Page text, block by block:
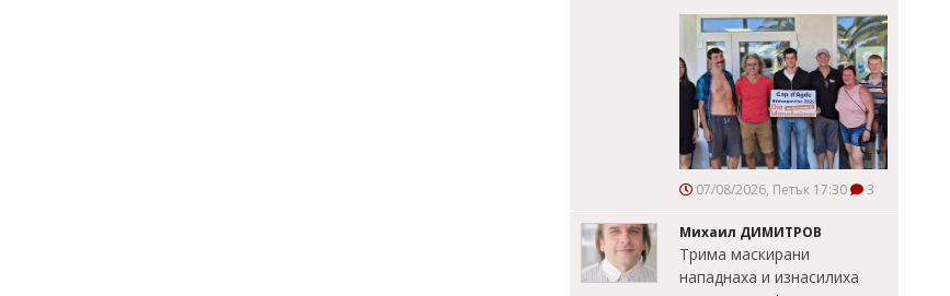
07/08/2026, Петък 17:30 3
Михаил ДИМИТРОВ
Трима маскирани
нападнаха и изнасилиха